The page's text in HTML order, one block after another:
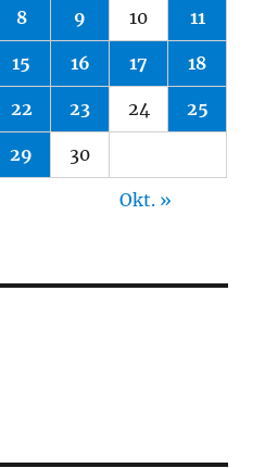
8 9 10 11
15 16 17 18
22 23 24 25
29 30
Okt. »